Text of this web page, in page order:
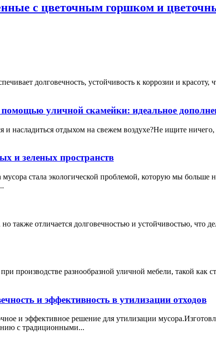
с цветочным горшком и
долговечность, устойчивость к коррозии и красоту,
помощью уличной скамейки: идеальное
и насладиться отдыхом на свежем воздухе?Не ищите
и зеленых пространств
стала экологической проблемой, которую мы больше
также отличается долговечностью и устойчивостью, что
производстве разнообразной уличной мебели, такой как
и эффективность в утилизации отходов
и эффективное решение для утилизации
с традиционными...